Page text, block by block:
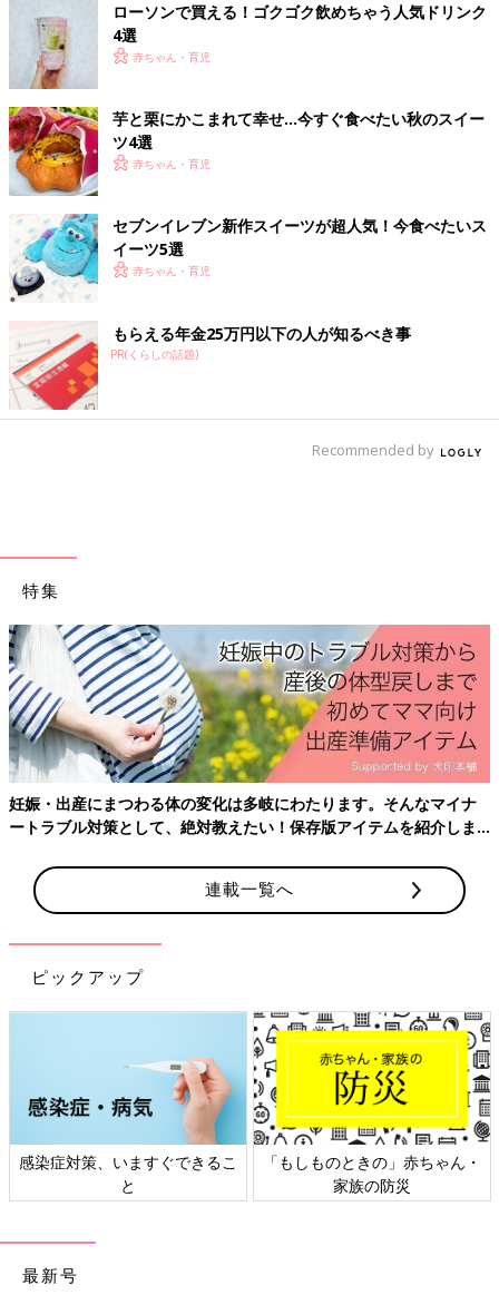
出典：Instagramアカウント「amato_ryo」
こちらは甘党りょうさんがマチカフェで購入したホットの抹茶ラ
テ。コーヒーが飲めなくても温かくて甘いものが飲みたい時にぜ
ひ試してみたい商品ですね。
優しい美味しさ、ほうじ茶ラテ
もりもりさんはマチカフェのほうじ茶ラテを試し買いしてみたそ
う。ほんのりした甘さがよくて、遅く起きた朝に飲みたくなる優
新登場の台湾茶も人気！
ローソンで買える！ゴクゴク飲めちゃう人気ドリンク
4選
赤ちゃん・育児
芋と栗にかこまれて幸せ…今すぐ食べたい秋のスイー
ツ4選
赤ちゃん・育児
セブンイレブン新作スイーツが超人気！今食べたいス
イーツ5選
赤ちゃん・育児
もらえる年金25万円以下の人が知るべき事
PR(くらしの話題)
Recommended by
特集
妊娠・出産にまつわる体の変化は多岐にわたります。そんなマイナ
ートラブル対策として、絶対教えたい！保存版アイテムを紹介しま
連載一覧へ
ピックアップ
感染症対策、いますぐできるこ
と
「もしものときの」赤ちゃん・
家族の防災
最新号